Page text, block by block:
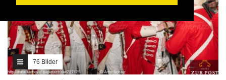
76 Bilder